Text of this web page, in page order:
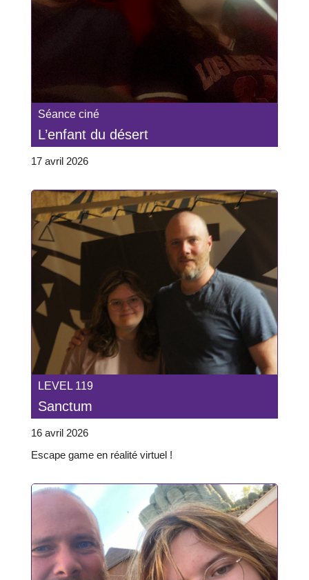
Séance ciné
L’enfant du désert
17 avril 2026
LEVEL 119
Sanctum
16 avril 2026
Escape game en réalité virtuel !